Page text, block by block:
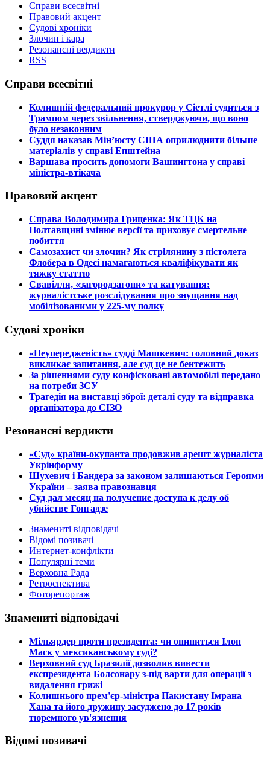
Справи всесвітні
Правовий акцент
Судові хроніки
Злочин і кара
Резонансні вердикти
RSS
Справи всесвітні
​Колишній федеральний прокурор у Сіетлі судиться з
Трампом через звільнення, стверджуючи, що воно
було незаконним
​Суддя наказав Мін’юсту США оприлюднити більше
матеріалів у справі Епштейна
​Варшава просить допомоги Вашингтона у справі
міністра-втікача
Правовий акцент
​Справа Володимира Гриценка: Як ТЦК на
Полтавщині змінює версії та приховує смертельне
побиття
​Самозахист чи злочин? Як стрілянину з пістолета
Флобера в Одесі намагаються кваліфікувати як
тяжку статтю
​Свавілля, «загородзагони» та катування:
журналістське розслідування про знущання над
мобілізованими у 225-му полку
Судові хроніки
​«Неупередженість» судді Машкевич: головний доказ
викликає запитання, але суд це не бентежить
​За рішеннями суду конфісковані автомобілі передано
на потреби ЗСУ
​Трагедія на виставці зброї: деталі суду та відправка
організатора до СІЗО
Резонансні вердикти
​«Суд» країни-окупанта продовжив арешт журналіста
Укрінформу
Шухевич і Бандера за законом залишаються Героями
України – заява правознавця
Суд дал месяц на получение доступа к делу об
убийстве Гонгадзе
Знамениті відповідачі
Відомі позивачі
Интернет-конфлікти
Популярні теми
Верховна Рада
Ретроспектива
Фоторепортаж
Знамениті відповідачі
​Мільярдер проти президента: чи опиниться Ілон
Маск у мексиканському суді?
​Верховний суд Бразилії дозволив вивести
експрезидента Болсонару з-під варти для операції з
видалення грижі
​Колишнього прем'єр-міністра Пакистану Імрана
Хана та його дружину засуджено до 17 років
тюремного ув'язнення
Відомі позивачі